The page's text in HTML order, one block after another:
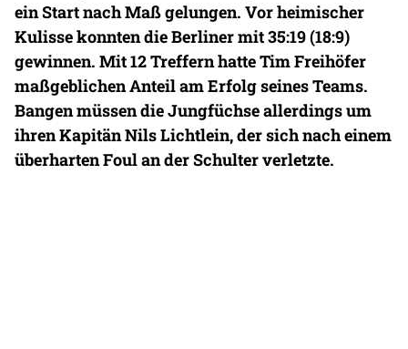
ein Start nach Maß gelungen. Vor heimischer
Kulisse konnten die Berliner mit 35:19 (18:9)
gewinnen. Mit 12 Treffern hatte Tim Freihöfer
maßgeblichen Anteil am Erfolg seines Teams.
Bangen müssen die Jungfüchse allerdings um
ihren Kapitän Nils Lichtlein, der sich nach einem
überharten Foul an der Schulter verletzte.